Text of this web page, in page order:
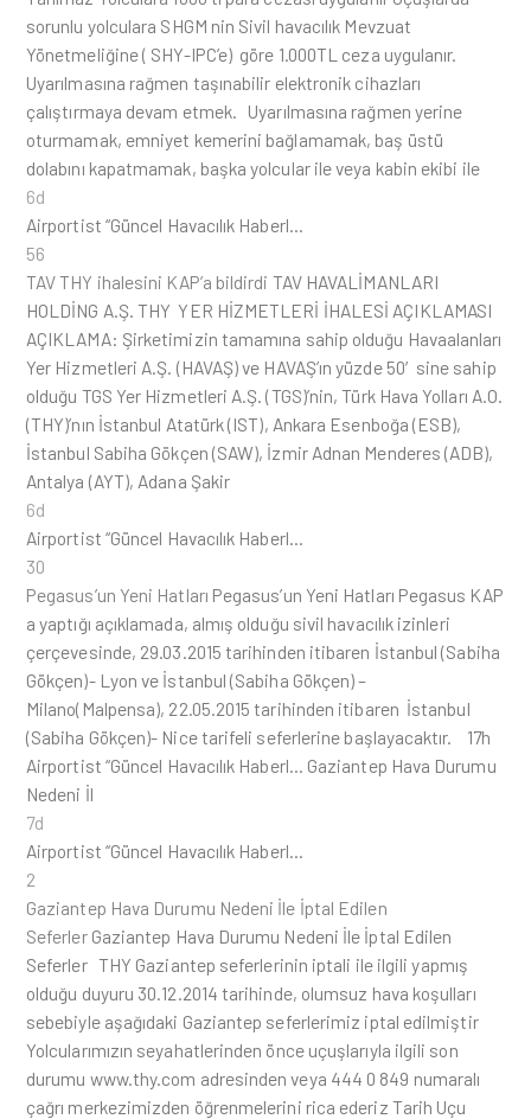
sorunlu yolculara SHGM nin Sivil havacılık Mevzuat
Yönetmeliğine ( SHY-IPC’e) göre 1.000TL ceza uygulanır.
Uyarılmasına rağmen taşınabilir elektronik cihazları
çalıştırmaya devam etmek. Uyarılmasına rağmen yerine
oturmamak, emniyet kemerini bağlamamak, baş üstü
dolabını kapatmamak, başka yolcular ile veya kabin ekibi ile
6d
Airportist “Güncel Havacılık Haberl…
56
TAV THY ihalesini KAP’a bildirdi TAV HAVALİMANLARI
HOLDİNG A.Ş. THY YER HİZMETLERİ İHALESİ AÇIKLAMASI
AÇIKLAMA: Şirketimizin tamamına sahip olduğu Havaalanları
Yer Hizmetleri A.Ş. (HAVAŞ) ve HAVAŞ’ın yüzde 50′sine sahip
olduğu TGS Yer Hizmetleri A.Ş. (TGS)’nin, Türk Hava Yolları A.O.
(THY)’nın İstanbul Atatürk (IST), Ankara Esenboğa (ESB),
İstanbul Sabiha Gökçen (SAW), İzmir Adnan Menderes (ADB),
Antalya (AYT), Adana Şakir
6d
Airportist “Güncel Havacılık Haberl…
30
Pegasus’un Yeni Hatları Pegasus’un Yeni Hatları Pegasus KAP
a yaptığı açıklamada, almış olduğu sivil havacılık izinleri
çerçevesinde, 29.03.2015 tarihinden itibaren İstanbul (Sabiha
Gökçen)- Lyon ve İstanbul (Sabiha Gökçen) –
Milano(Malpensa), 22.05.2015 tarihinden itibaren İstanbul
(Sabiha Gökçen)- Nice tarifeli seferlerine başlayacaktır. 17h
Airportist “Güncel Havacılık Haberl… Gaziantep Hava Durumu
Nedeni İl
7d
Airportist “Güncel Havacılık Haberl…
2
Gaziantep Hava Durumu Nedeni İle İptal Edilen
Seferler Gaziantep Hava Durumu Nedeni İle İptal Edilen
Seferler THY Gaziantep seferlerinin iptali ile ilgili yapmış
olduğu duyuru 30.12.2014 tarihinde, olumsuz hava koşulları
sebebiyle aşağıdaki Gaziantep seferlerimiz iptal edilmiştir
Yolcularımızın seyahatlerinden önce uçuşlarıyla ilgili son
durumu www.thy.com adresinden veya 444 0 849 numaralı
çağrı merkezimizden öğrenmelerini rica ederiz Tarih Uçu